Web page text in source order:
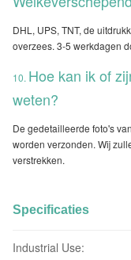
DHL, UPS, TNT, de
overzees. 3-5 werkdagen
10. Hoe kan ik of
weten?
De gedetailleerde foto's
worden verzonden. Wij
verstrekken.
Specificaties
Industrial Use: